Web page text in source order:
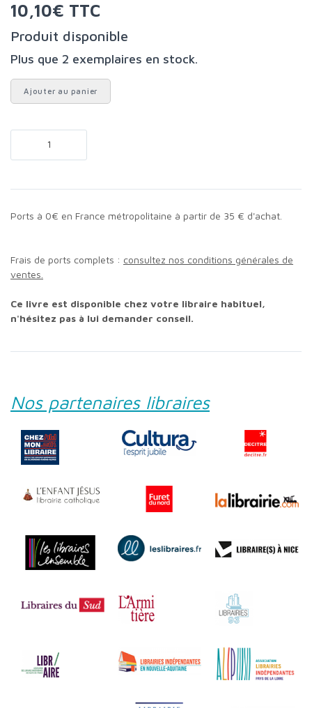
10,10€ TTC
Produit disponible
Plus que 2 exemplaires en stock.
Ajouter au panier
Ports à 0€ en France métropolitaine à partir de 35 € d'achat.
Frais de ports complets : consultez nos conditions générales de
ventes.
Ce livre est disponible chez votre libraire habituel,
n'hésitez pas à lui demander conseil.
Nos partenaires libraires